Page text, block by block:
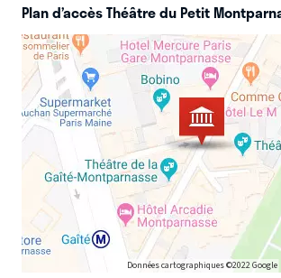
Plan d’accès Théâtre du Petit
Données cartographiques ©2022 Google